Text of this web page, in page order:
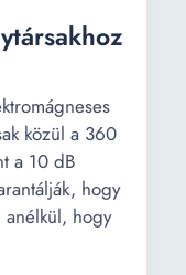
közül a 360
a 10 dB
hogy
anélkül, hogy